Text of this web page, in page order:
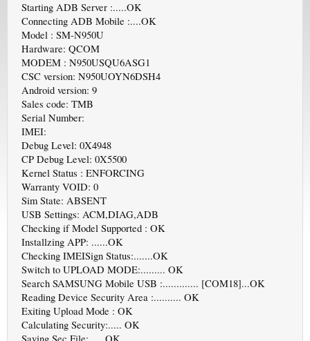
Starting ADB Server :.....OK
Connecting ADB Mobile :....OK
Model : SM-N950U
Hardware: QCOM
MODEM : N950USQU6ASG1
CSC version: N950UOYN6DSH4
Android version: 9
Sales code: TMB
Serial Number:
IMEI:
Debug Level: 0X4948
CP Debug Level: 0X5500
Kernel Status : ENFORCING
Warranty VOID: 0
Sim State: ABSENT
USB Settings: ACM,DIAG,ADB
Checking if Model Supported : OK
Installzing APP: ......OK
Checking IMEISign Status:.......OK
Switch to UPLOAD MODE:......... OK
Search SAMSUNG Mobile USB :............. [COM18]...OK
Reading Device Security Area :.......... OK
Exiting Upload Mode : OK
Calculating Security:..... OK